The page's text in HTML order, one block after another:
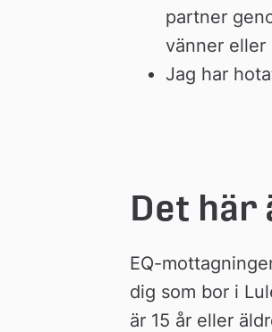
partner
vänner eller
Jag har
Det här
EQ-
dig som bor i
är 15 år eller